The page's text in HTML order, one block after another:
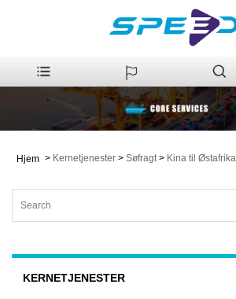
Hjem > Kernetjenester > Søfragt > Kina til Østafrika
KERNETJENESTER